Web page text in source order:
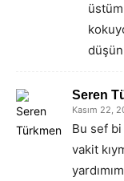
Seren
Kasım 22,
Bu sef
vakit